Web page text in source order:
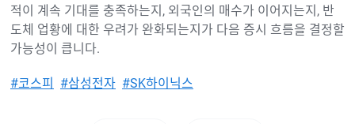
적이 계속 기대를 충족하는지, 외국인의 매수가 이어지는지, 반
도체 업황에 대한 우려가 완화되는지가 다음 증시 흐름을 결정할
가능성이 큽니다.
#코스피 #삼성전자 #SK하이닉스